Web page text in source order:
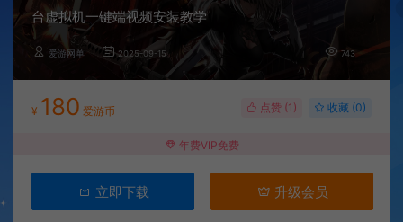
台虚拟机一键端视频安装教学
爱游网单 2025-09-15 743
¥ 180 爱游币 点赞 (1 ) 收藏 (0)
年费VIP免费
立即下载 升级会员